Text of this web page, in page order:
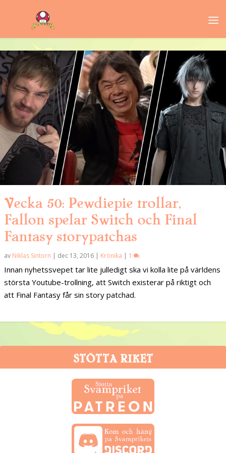
Vecka 50: Pewdiepie trollar,
Fallon spelar Switch och Final
Fantasy storypatchas
av Niklas Sintorn | dec 13, 2016 | Krönika | 1
Innan nyhetssvepet tar lite julledigt ska vi kolla lite på världens
största Youtube-trollning, att Switch existerar på riktigt och
att Final Fantasy får sin story patchad.
STÖTTA RIKET